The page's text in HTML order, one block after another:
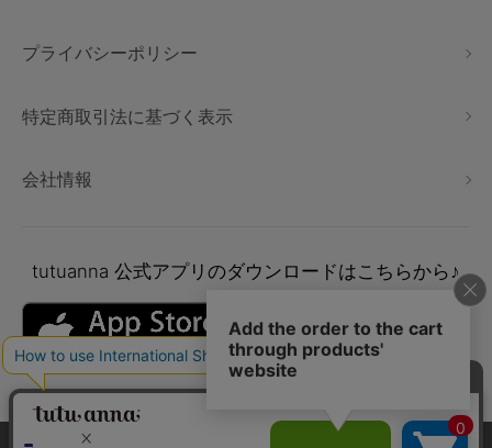
プライバシーポリシー
特定商取引法に基づく表示
会社情報
tutuanna 公式アプリのダウンロードはこちらから♪